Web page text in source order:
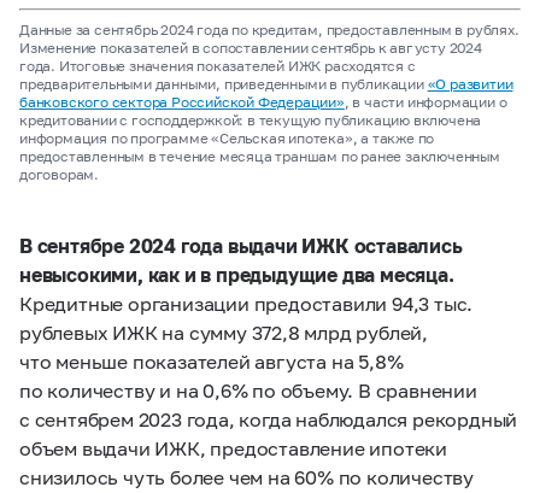
Данные за сентябрь 2024 года по кредитам, предоставленным в рублях.
Изменение показателей в сопоставлении сентябрь к августу 2024
года. Итоговые значения показателей ИЖК расходятся с
предварительными данными, приведенными в публикации «О развитии
банковского сектора Российской Федерации», в части информации о
кредитовании с господдержкой: в текущую публикацию включена
информация по программе «Сельская ипотека», а также по
предоставленным в течение месяца траншам по ранее заключенным
договорам.
В сентябре 2024 года выдачи ИЖК оставались
невысокими, как и в предыдущие два месяца.
Кредитные организации предоставили 94,3 тыс.
рублевых ИЖК на сумму 372,8 млрд рублей,
что меньше показателей августа на 5,8%
по количеству и на 0,6% по объему. В сравнении
с сентябрем 2023 года, когда наблюдался рекордный
объем выдачи ИЖК, предоставление ипотеки
снизилось чуть более чем на 60% по количеству